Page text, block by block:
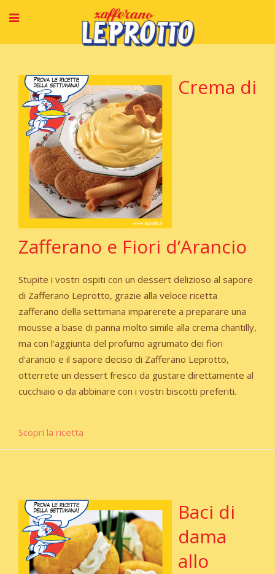
News & Press
Crema di
Zafferano e Fiori d’Arancio
Stupite i vostri ospiti con un dessert delizioso al sapore
di Zafferano Leprotto, grazie alla veloce ricetta
zafferano della settimana imparerete a preparare una
mousse a base di panna molto simile alla crema chantilly,
ma con l'aggiunta del profumo agrumato dei fiori
d'arancio e il sapore deciso di Zafferano Leprotto,
otterrete un dessert fresco da gustare direttamente al
cucchiaio o da abbinare con i vostri biscotti preferiti.
Scopri la ricetta
Baci di
dama
allo